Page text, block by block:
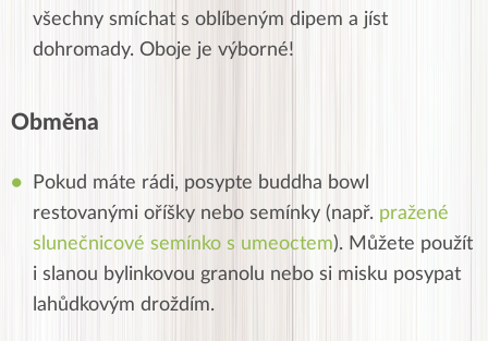
všechny smíchat s oblíbeným dipem a jíst
dohromady. Oboje je výborné!
Obměna
Pokud máte rádi, posypte buddha bowl
restovanými oříšky nebo semínky (např. pražené
slunečnicové semínko s umeoctem). Můžete použít
i slanou bylinkovou granolu nebo si misku posypat
lahůdkovým droždím.